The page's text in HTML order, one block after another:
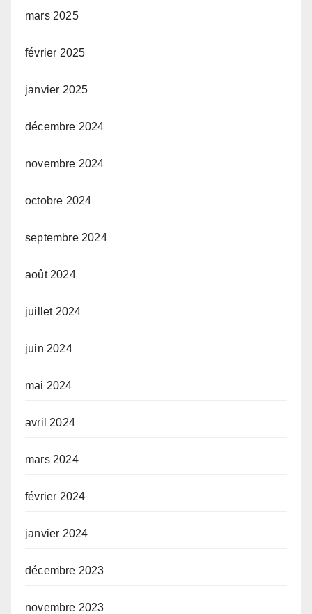
mars 2025
février 2025
janvier 2025
décembre 2024
novembre 2024
octobre 2024
septembre 2024
août 2024
juillet 2024
juin 2024
mai 2024
avril 2024
mars 2024
février 2024
janvier 2024
décembre 2023
novembre 2023